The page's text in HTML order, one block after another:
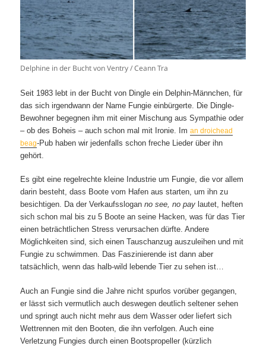
Delphine in der Bucht von Ventry / Ceann Tra
Seit 1983 lebt in der Bucht von Dingle ein Delphin-Männchen, für
das sich irgendwann der Name Fungie einbürgerte. Die Dingle-
Bewohner begegnen ihm mit einer Mischung aus Sympathie oder
– ob des Boheis – auch schon mal mit Ironie. Iman droichead
beag-Pub haben wir jedenfalls schon freche Lieder über ihn
gehört.
Es gibt eine regelrechte kleine Industrie um Fungie, die vor allem
darin besteht, dass Boote vom Hafen aus starten, um ihn zu
besichtigen. Da der Verkaufssloganno see, no pay lautet, heften
sich schon mal bis zu 5 Boote an seine Hacken, was für das Tier
einen beträchtlichen Stress verursachen dürfte. Andere
Möglichkeiten sind, sich einen Tauschanzug auszuleihen und mit
Fungie zu schwimmen. Das Faszinierende ist dann aber
tatsächlich, wenn das halb-wild lebende Tier zu sehen ist…
Auch an Fungie sind die Jahre nicht spurlos vorüber gegangen,
er lässt sich vermutlich auch deswegen deutlich seltener sehen
und springt auch nicht mehr aus dem Wasser oder liefert sich
Wettrennen mit den Booten, die ihn verfolgen. Auch eine
Verletzung Fungies durch einen Bootspropeller (kürzlich